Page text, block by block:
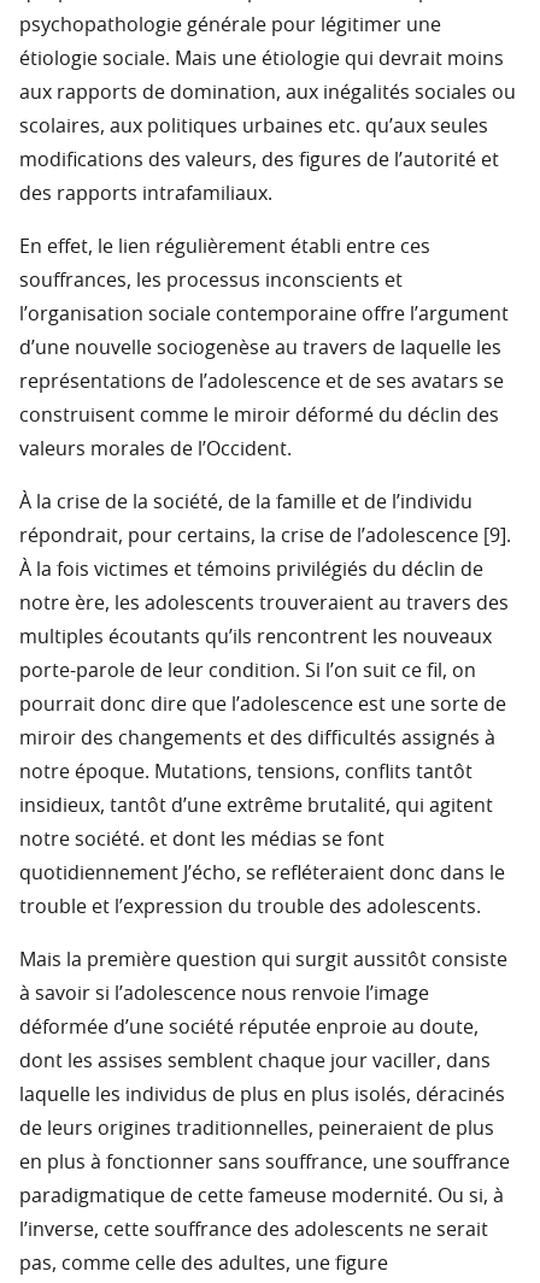
psychopathologie générale pour légitimer une
étiologie sociale. Mais une étiologie qui devrait moins
aux rapports de domination, aux inégalités sociales ou
scolaires, aux politiques urbaines etc. qu’aux seules
modifications des valeurs, des figures de l’autorité et
des rapports intrafamiliaux.
En effet, le lien régulièrement établi entre ces
souffrances, les processus inconscients et
l’organisation sociale contemporaine offre l’argument
d’une nouvelle sociogenèse au travers de laquelle les
représentations de l’adolescence et de ses avatars se
construisent comme le miroir déformé du déclin des
valeurs morales de l’Occident.
À la crise de la société, de la famille et de l’individu
répondrait, pour certains, la crise de l’adolescence [9].
À la fois victimes et témoins privilégiés du déclin de
notre ère, les adolescents trouveraient au travers des
multiples écoutants qu’ils rencontrent les nouveaux
porte-parole de leur condition. Si l’on suit ce fil, on
pourrait donc dire que l’adolescence est une sorte de
miroir des changements et des difficultés assignés à
notre époque. Mutations, tensions, conflits tantôt
insidieux, tantôt d’une extrême brutalité, qui agitent
notre société. et dont les médias se font
quotidiennement J’écho, se refléteraient donc dans le
trouble et l’expression du trouble des adolescents.
Mais la première question qui surgit aussitôt consiste
à savoir si l’adolescence nous renvoie l’image
déformée d’une société réputée enproie au doute,
dont les assises semblent chaque jour vaciller, dans
laquelle les individus de plus en plus isolés, déracinés
de leurs origines traditionnelles, peineraient de plus
en plus à fonctionner sans souffrance, une souffrance
paradigmatique de cette fameuse modernité. Ou si, à
l’inverse, cette souffrance des adolescents ne serait
pas, comme celle des adultes, une figure